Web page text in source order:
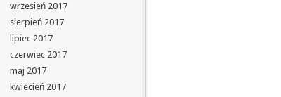
wrzesień 2017
sierpień 2017
lipiec 2017
czerwiec 2017
maj 2017
kwiecień 2017